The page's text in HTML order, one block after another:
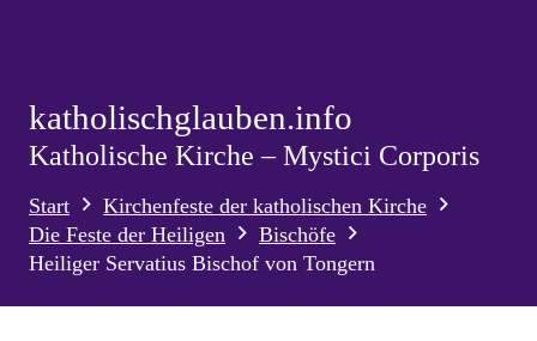
katholischglauben.info
Katholische Kirche – Mystici Corporis
Start
Kirchenfeste der katholischen Kirche
Die Feste der Heiligen
Bischöfe
Heiliger Servatius Bischof von Tongern